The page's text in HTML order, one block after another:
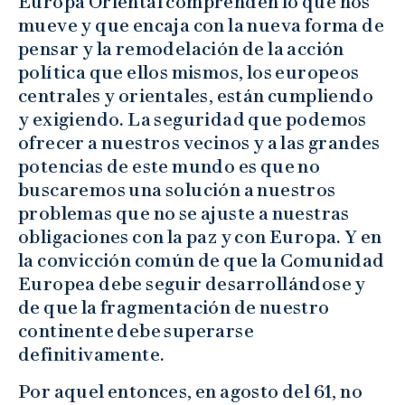
mueve y que encaja con la nueva forma de
pensar y la remodelación de la acción
política que ellos mismos, los europeos
centrales y orientales, están cumpliendo
y exigiendo. La seguridad que podemos
ofrecer a nuestros vecinos y a las grandes
potencias de este mundo es que no
buscaremos una solución a nuestros
problemas que no se ajuste a nuestras
obligaciones con la paz y con Europa. Y en
la convicción común de que la Comunidad
Europea debe seguir desarrollándose y
de que la fragmentación de nuestro
continente debe superarse
definitivamente.
Por aquel entonces, en agosto del 61, no